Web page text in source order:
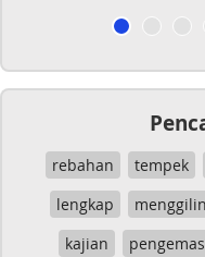
rebahan tempek
lengkap
kajian